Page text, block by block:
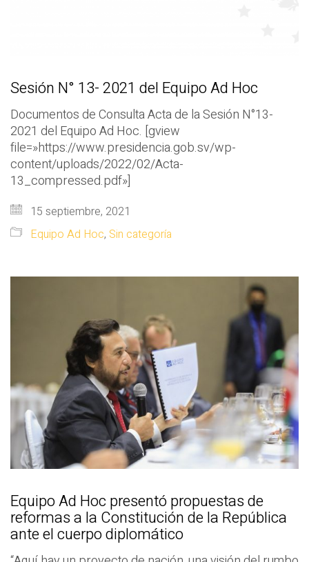
Sesión N° 13- 2021 del Equipo Ad Hoc
Documentos de Consulta Acta de la Sesión N°13-
2021 del Equipo Ad Hoc. [gview
file=»https://www.presidencia.gob.sv/wp-
content/uploads/2022/02/Acta-
13_compressed.pdf»]
15 septiembre, 2021
Equipo Ad Hoc, Sin categoría
Equipo Ad Hoc presentó propuestas de
reformas a la Constitución de la República
ante el cuerpo diplomático